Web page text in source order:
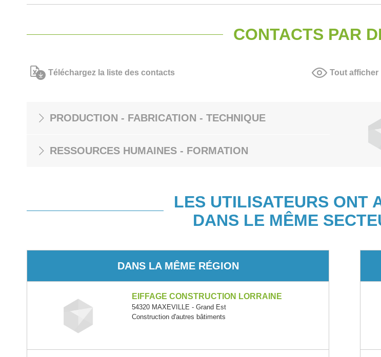
CONTACTS PAR
Téléchargez la liste des contacts Tout afficher
PRODUCTION - FABRICATION - TECHNIQUE
RESSOURCES HUMAINES - FORMATION
LES UTILISATEURS ONT
DANS LE MÊME
DANS LA MÊME RÉGION
EIFFAGE CONSTRUCTION LORRAINE
54320 MAXEVILLE - Grand Est
Construction d'autres bâtiments